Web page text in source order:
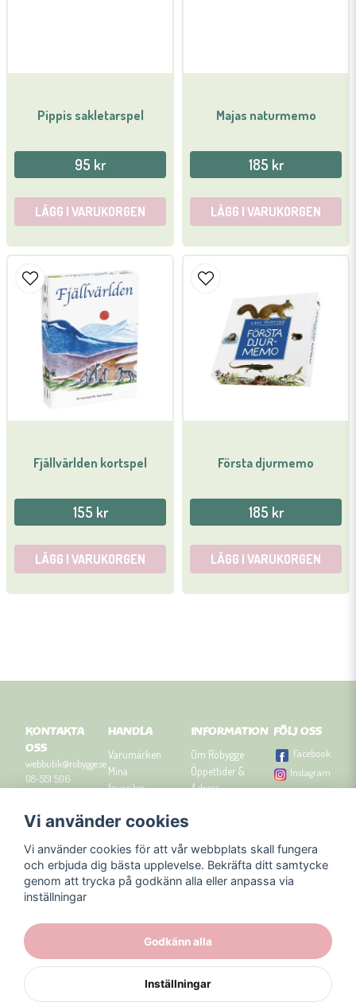
Pippis sakletarspel
95 kr
LÄGG I VARUKORGEN
Majas naturmemo
185 kr
LÄGG I VARUKORGEN
Fjällvärlden kortspel
155 kr
LÄGG I VARUKORGEN
Första djurmemo
185 kr
LÄGG I VARUKORGEN
KONTAKTA
OSS
webbutik@robygge.se
08-551 506
Orgnummer: 556463-
HANDLA
Varumärken
Mina
favoriter
Om cookies
Presenttips
INFORMATION
Om Robygge
Öppettider &
Adress
Kontakta oss
Nyhetsbrev
Blogg
FÖLJ OSS
Facebook
Instagram
Vi använder cookies
Vi använder cookies för att vår webbplats skall fungera
och erbjuda dig bästa upplevelse. Bekräfta ditt samtycke
genom att trycka på godkänn alla eller anpassa via
inställningar
Godkänn alla
Inställningar